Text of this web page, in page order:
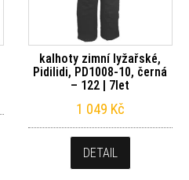
kalhoty zimní lyžařské,
Pidilidi, PD1008-10, černá
– 122 | 7let
1 049 Kč
DETAIL